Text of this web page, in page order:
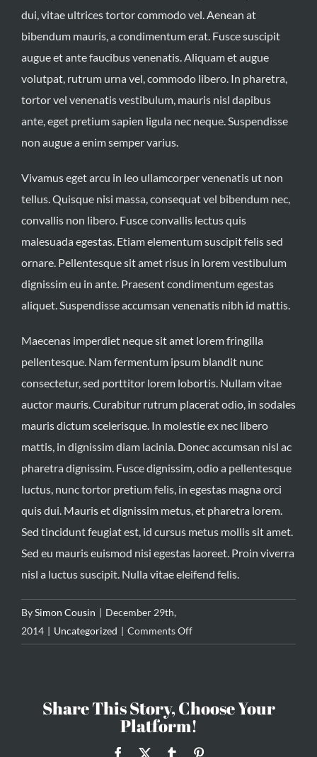
dui, vitae ultrices tortor commodo vel. Aenean at
bibendum mauris, a condimentum erat. Fusce suscipit
augue et ante faucibus venenatis. Aliquam et augue
volutpat, rutrum urna vel, commodo libero. In pharetra,
tortor vel venenatis vestibulum, mauris nisl dapibus
ante, eget pretium sapien ligula nec neque. Suspendisse
non augue a enim semper varius.
Vivamus eget arcu in leo ullamcorper venenatis ut non
tellus. Quisque nisi massa, consequat vel bibendum nec,
convallis non libero. Fusce convallis lectus quis
malesuada egestas. Etiam elementum suscipit felis sed
ornare. Pellentesque sit amet risus in lorem vestibulum
dignissim eu in ante. Praesent condimentum egestas
aliquet. Suspendisse accumsan venenatis nibh id mattis.
Maecenas imperdiet neque sit amet lorem fringilla
pellentesque. Nam fermentum ipsum blandit nunc
consectetur, sed porttitor lorem lobortis. Nullam vitae
auctor mauris. Curabitur rutrum placerat odio, in sodales
mauris dictum scelerisque. In molestie ex nec libero
mattis, in dignissim diam lacinia. Donec accumsan nisl ac
pharetra dignissim. Fusce dignissim, odio a pellentesque
luctus, nunc tortor pretium felis, in egestas magna orci
quis dui. Mauris et dignissim metus, et pharetra lorem.
Sed tincidunt feugiat est, id cursus metus mollis sit amet.
Sed eu mauris euismod nisi egestas laoreet. Proin viverra
nisl a luctus suscipit. Nulla vitae eleifend felis.
BySimon Cousin | December 29th,
2014 | Uncategorized | Comments Offon
Suspendisse
Share This Story, Choose Your
Platform!
Facebook Tumblr